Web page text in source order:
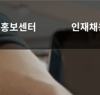
홍보센터 인재